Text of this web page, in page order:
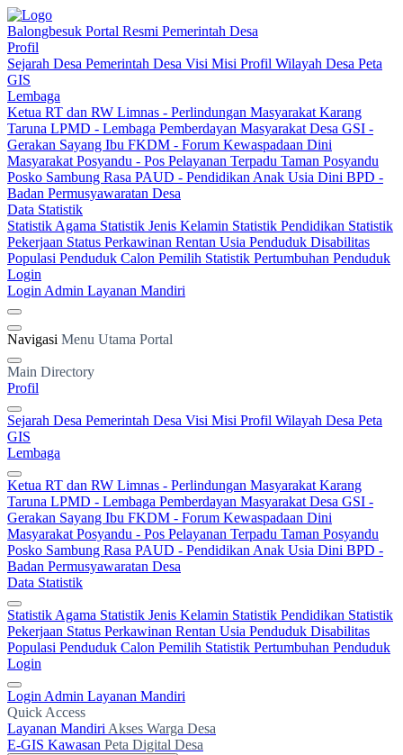
Balongbesuk Portal Resmi Pemerintah Desa
Profil
Sejarah Desa Pemerintah Desa Visi Misi Profil Wilayah Desa Peta
GIS
Lembaga
Ketua RT dan RW Limnas - Perlindungan Masyarakat Karang
Taruna LPMD - Lembaga Pemberdayan Masyarakat Desa GSI -
Gerakan Sayang Ibu FKDM - Forum Kewaspadaan Dini
Masyarakat Posyandu - Pos Pelayanan Terpadu Taman Posyandu
Posko Sambung Rasa PAUD - Pendidikan Anak Usia Dini BPD -
Badan Permusyawaratan Desa
Data Statistik
Statistik Agama Statistik Jenis Kelamin Statistik Pendidikan Statistik
Pekerjaan Status Perkawinan Rentan Usia Penduduk Disabilitas
Populasi Penduduk Calon Pemilih Statistik Pertumbuhan Penduduk
Login
Login Admin Layanan Mandiri
Navigasi Menu Utama Portal
Main Directory
Profil
Sejarah Desa Pemerintah Desa Visi Misi Profil Wilayah Desa Peta
GIS
Lembaga
Ketua RT dan RW Limnas - Perlindungan Masyarakat Karang
Taruna LPMD - Lembaga Pemberdayan Masyarakat Desa GSI -
Gerakan Sayang Ibu FKDM - Forum Kewaspadaan Dini
Masyarakat Posyandu - Pos Pelayanan Terpadu Taman Posyandu
Posko Sambung Rasa PAUD - Pendidikan Anak Usia Dini BPD -
Badan Permusyawaratan Desa
Data Statistik
Statistik Agama Statistik Jenis Kelamin Statistik Pendidikan Statistik
Pekerjaan Status Perkawinan Rentan Usia Penduduk Disabilitas
Populasi Penduduk Calon Pemilih Statistik Pertumbuhan Penduduk
Login
Login Admin Layanan Mandiri
Quick Access
Layanan Mandiri Akses Warga Desa
E-GIS Kawasan Peta Digital Desa